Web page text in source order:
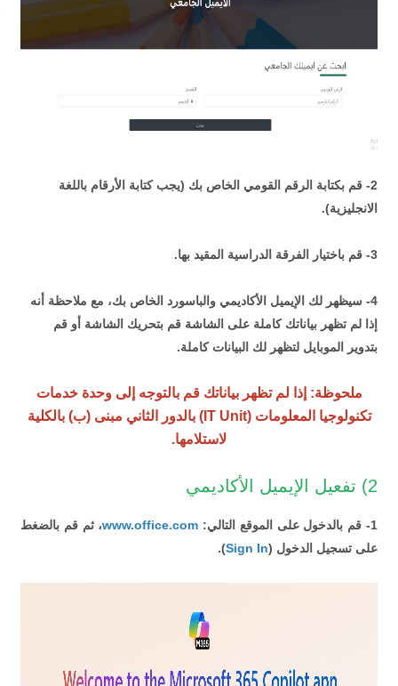
2- قم بكتابة الرقم القومي الخاص بك (يجب كتابة الأرقام باللغة
الانجليزية).
3- قم باختيار الفرقة الدراسية المقيد بها.
4- سيظهر لك الإيميل الأكاديمي والباسورد الخاص بك، مع ملاحظة أنه
إذا لم تظهر بياناتك كاملة على الشاشة قم بتحريك الشاشة أو قم
بتدوير الموبايل لتظهر لك البيانات كاملة.
ملحوظة: إذا لم تظهر بياناتك قم بالتوجه إلى وحدة خدمات
تكنولوجيا المعلومات (IT Unit) بالدور الثاني مبنى (ب) بالكلية
لاستلامها.
2) تفعيل الإيميل الأكاديمي
1- قم بالدخول على الموقع التالي: www.office.com، ثم قم بالضغط
على تسجيل الدخول (Sign In
).